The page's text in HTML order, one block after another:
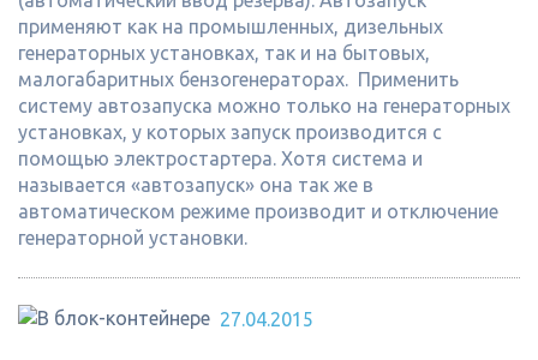
применяют как на промышленных, дизельных
генераторных установках, так и на бытовых,
малогабаритных бензогенераторах. Применить
систему автозапуска можно только на генераторных
установках, у которых запуск производится с
помощью электростартера. Хотя система и
называется «автозапуск» она так же в
автоматическом режиме производит и отключение
генераторной установки.
27.04.2015